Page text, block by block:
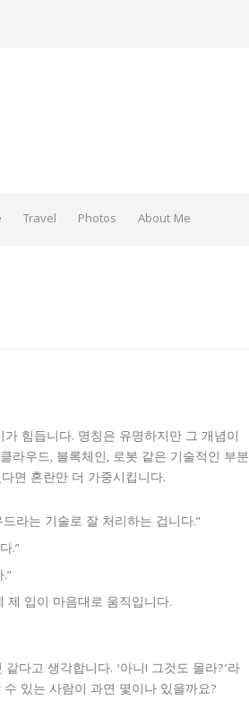
Travel Photos About Me
힘듭니다. 명칭은 유명하지만 그 개념이
라우드, 블록체인, 로봇 같은 기술적인 부분
면 혼란만 더 가중시킵니다.
라는 기술로 잘 처리하는 겁니다.”
.”
입이 마음대로 움직입니다.
다고 생각합니다. ‘아니! 그것도 몰라?’라
있는 사람이 과연 몇이나 있을까요?